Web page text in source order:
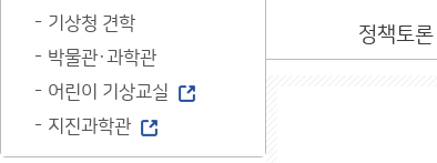
기상청 견학
박물관·과학관
어린이 기상교실
지진과학관
정책토론